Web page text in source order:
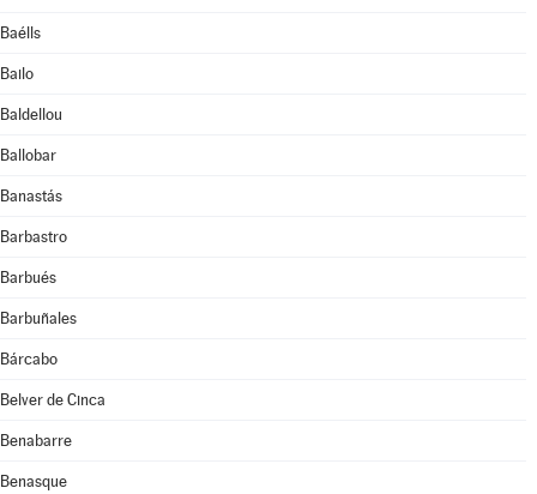
Baélls
Bailo
Baldellou
Ballobar
Banastás
Barbastro
Barbués
Barbuñales
Bárcabo
Belver de Cinca
Benabarre
Benasque